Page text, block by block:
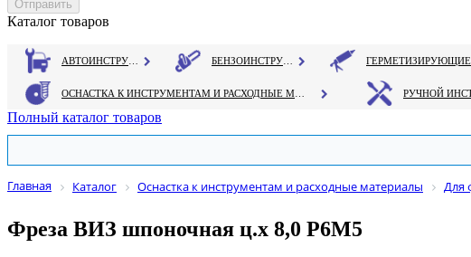
Каталог товаров
Полный каталог товаров
Главная Каталог Оснастка к инструментам и расходные материалы Для
Фреза ВИЗ шпоночная ц.х 8,0 Р6М5